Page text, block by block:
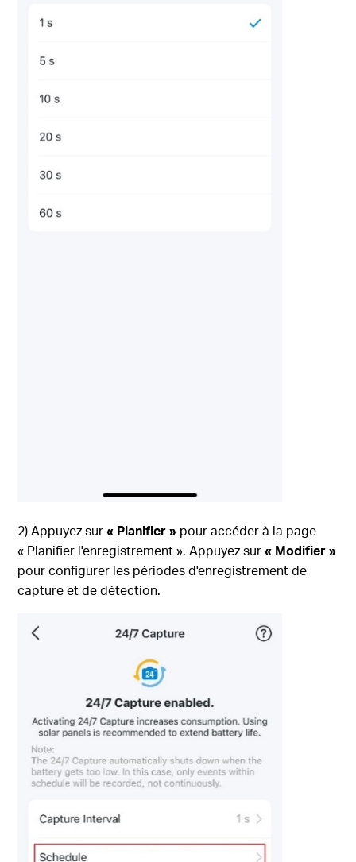
2) Appuyez sur« Planifier » pour accéder à la page
« Planifier l'enregistrement ». Appuyez sur« Modifier »
pour configurer les périodes d'enregistrement de
capture et de détection.